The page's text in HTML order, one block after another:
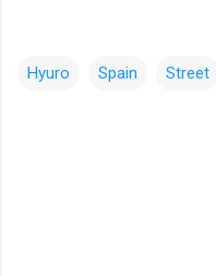
Hyuro Spain Street